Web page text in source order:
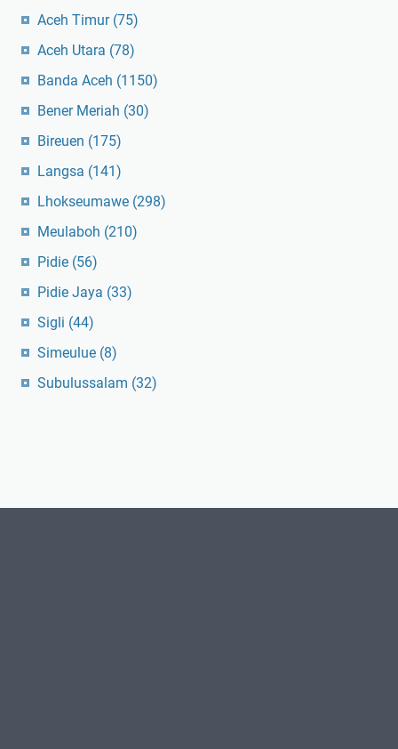
Aceh Timur (75)
Aceh Utara (78)
Banda Aceh (1150)
Bener Meriah (30)
Bireuen (175)
Langsa (141)
Lhokseumawe (298)
Meulaboh (210)
Pidie (56)
Pidie Jaya (33)
Sigli (44)
Simeulue (8)
Subulussalam (32)